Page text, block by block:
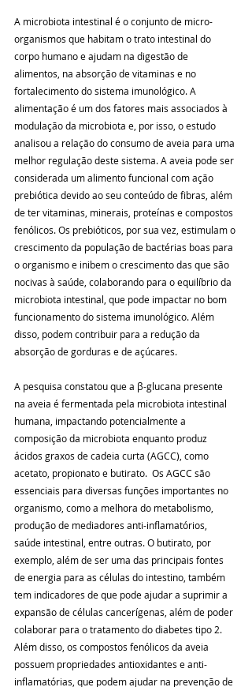
A microbiota intestinal é o conjunto de micro-
organismos que habitam o trato intestinal do
corpo humano e ajudam na digestão de
alimentos, na absorção de vitaminas e no
fortalecimento do sistema imunológico. A
alimentação é um dos fatores mais associados à
modulação da microbiota e, por isso, o estudo
analisou a relação do consumo de aveia para uma
melhor regulação deste sistema. A aveia pode ser
considerada um alimento funcional com ação
prebiótica devido ao seu conteúdo de fibras, além
de ter vitaminas, minerais, proteínas e compostos
fenólicos. Os prebióticos, por sua vez, estimulam o
crescimento da população de bactérias boas para
o organismo e inibem o crescimento das que são
nocivas à saúde, colaborando para o equilíbrio da
microbiota intestinal, que pode impactar no bom
funcionamento do sistema imunológico. Além
disso, podem contribuir para a redução da
absorção de gorduras e de açúcares.
A pesquisa constatou que a β-glucana presente
na aveia é fermentada pela microbiota intestinal
humana, impactando potencialmente a
composição da microbiota enquanto produz
ácidos graxos de cadeia curta (AGCC), como
acetato, propionato e butirato.  Os AGCC são
essenciais para diversas funções importantes no
organismo, como a melhora do metabolismo,
produção de mediadores anti-inflamatórios,
saúde intestinal, entre outras. O butirato, por
exemplo, além de ser uma das principais fontes
de energia para as células do intestino, também
tem indicadores de que pode ajudar a suprimir a
expansão de células cancerígenas, além de poder
colaborar para o tratamento do diabetes tipo 2.
Além disso, os compostos fenólicos da aveia
possuem propriedades antioxidantes e anti-
inflamatórias, que podem ajudar na prevenção de